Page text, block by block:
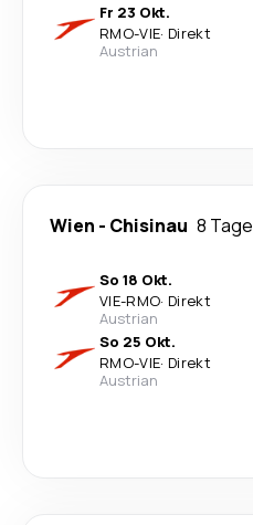
Fr 23 Okt.
RMO-VIE· Direkt
Austrian
Wien - Chisinau 8 Tage
So 18 Okt.
VIE-RMO· Direkt
Austrian
So 25 Okt.
RMO-VIE· Direkt
Austrian